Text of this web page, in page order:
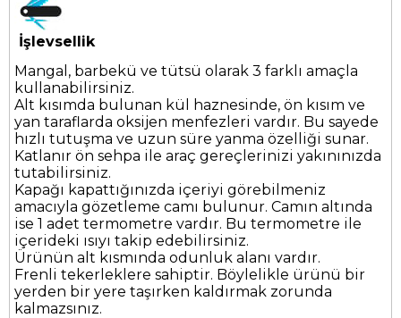
İşlevsellik
Mangal, barbekü ve tütsü olarak 3 farklı amaçla
kullanabilirsiniz.
Alt kısımda bulunan kül haznesinde, ön kısım ve
yan taraflarda oksijen menfezleri vardır. Bu sayede
hızlı tutuşma ve uzun süre yanma özelliği sunar.
Katlanır ön sehpa ile araç gereçlerinizi yakınınızda
tutabilirsiniz.
Kapağı kapattığınızda içeriyi görebilmeniz
amacıyla gözetleme camı bulunur. Camın altında
ise 1 adet termometre vardır. Bu termometre ile
içerideki ısıyı takip edebilirsiniz.
Ürünün alt kısmında odunluk alanı vardır.
Frenli tekerleklere sahiptir. Böylelikle ürünü bir
yerden bir yere taşırken kaldırmak zorunda
kalmazsınız.